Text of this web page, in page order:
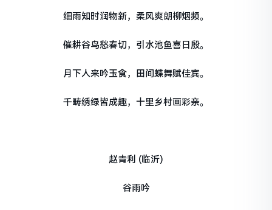
细雨知时润物新，柔风爽朗柳烟频。
催耕谷鸟愁春切，引水池鱼喜日殷。
月下人来吟玉食，田间蝶舞赋佳宾。
千畴绣绿皆成趣，十里乡村画彩亲。
赵青利 (临沂)
谷雨吟